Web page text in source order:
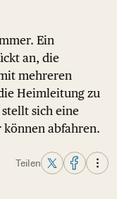
Ein
an, die
mehreren
Heimleitung zu
sich eine
abfahren.
Teilen